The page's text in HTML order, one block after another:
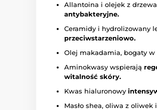
Allantoina i olejek z
antybakteryjne.
Ceramidy i hydrolizowany
przeciwstarzeniowo.
Olej makadamia, bogaty w
Aminokwasy wspierają
witalność skóry.
Kwas hialuronowy
Masło shea, oliwa z oliwek